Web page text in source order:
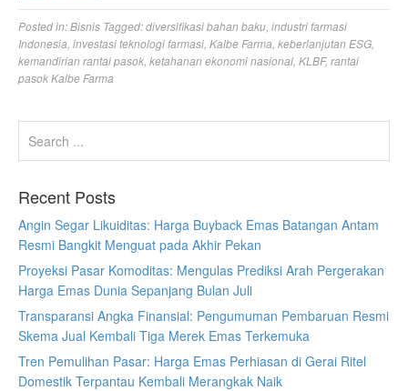
Posted in:Bisnis Tagged:diversifikasi bahan baku industri farmasi
Indonesia investasi teknologi farmasi Kalbe Farma keberlanjutan ESG
kemandirian rantai pasok ketahanan ekonomi nasional KLBF, rantai
pasok Kalbe Farma
Recent Posts
Angin Segar Likuiditas: Harga Buyback Emas Batangan Antam
Resmi Bangkit Menguat pada Akhir Pekan
Proyeksi Pasar Komoditas: Mengulas Prediksi Arah Pergerakan
Harga Emas Dunia Sepanjang Bulan Juli
Transparansi Angka Finansial: Pengumuman Pembaruan Resmi
Skema Jual Kembali Tiga Merek Emas Terkemuka
Tren Pemulihan Pasar: Harga Emas Perhiasan di Gerai Ritel
Domestik Terpantau Kembali Merangkak Naik